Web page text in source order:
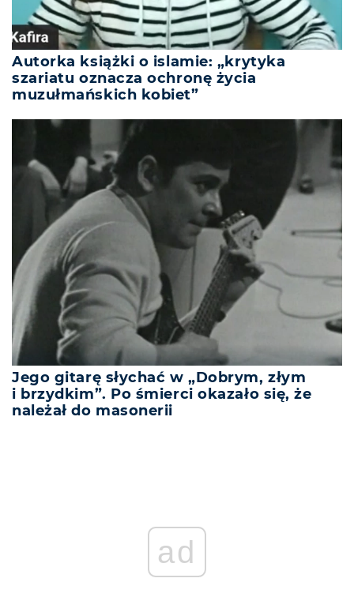
Autorka książki o islamie: „krytyka
szariatu oznacza ochronę życia
muzułmańskich kobiet”
Jego gitarę słychać w „Dobrym, złym
i brzydkim”. Po śmierci okazało się, że
należał do masonerii
ad